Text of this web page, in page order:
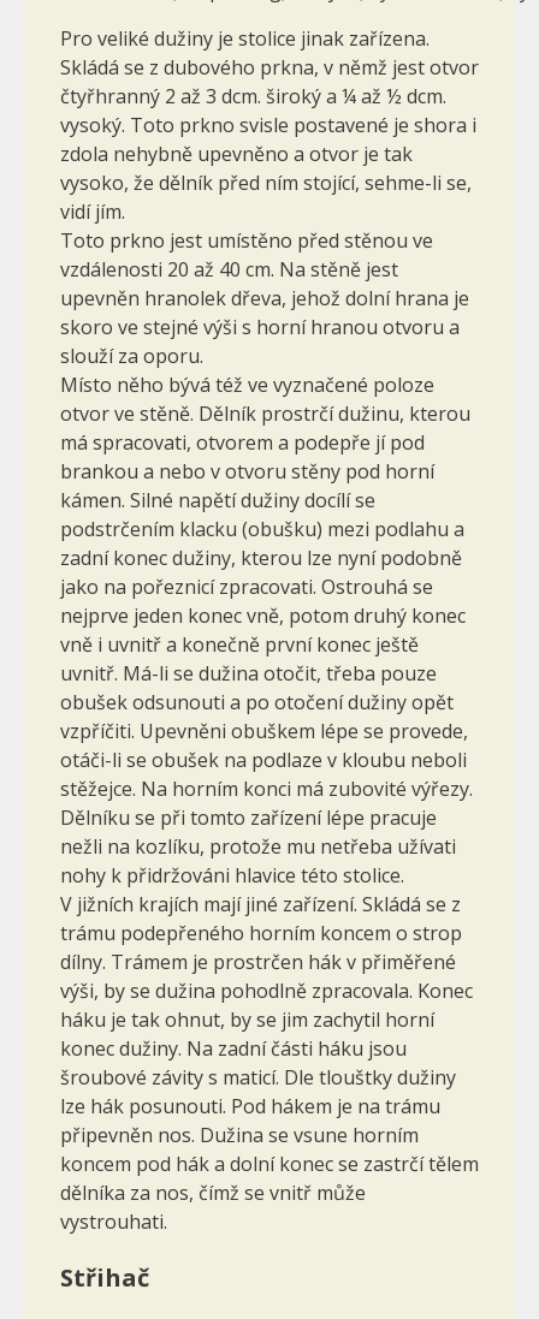
Pro veliké dužiny je stolice jinak zařízena.
Skládá se z dubového prkna, v němž jest otvor
čtyřhranný 2 až 3 dcm. široký a ¼ až ½ dcm.
vysoký. Toto prkno svisle postavené je shora i
zdola nehybně upevněno a otvor je tak
vysoko, že dělník před ním stojící, sehme-li se,
vidí jím.
Toto prkno jest umístěno před stěnou ve
vzdálenosti 20 až 40 cm. Na stěně jest
upevněn hranolek dřeva, jehož dolní hrana je
skoro ve stejné výši s horní hranou otvoru a
slouží za oporu.
Místo něho bývá též ve vyznačené poloze
otvor ve stěně. Dělník prostrčí dužinu, kterou
má spracovati, otvorem a podepře jí pod
brankou a nebo v otvoru stěny pod horní
kámen. Silné napětí dužiny docílí se
podstrčením klacku (obušku) mezi podlahu a
zadní konec dužiny, kterou lze nyní podobně
jako na pořeznicí zpracovati. Ostrouhá se
nejprve jeden konec vně, potom druhý konec
vně i uvnitř a konečně první konec ještě
uvnitř. Má-li se dužina otočit, třeba pouze
obušek odsunouti a po otočení dužiny opět
vzpříčiti. Upevněni obuškem lépe se provede,
otáči-li se obušek na podlaze v kloubu neboli
stěžejce. Na horním konci má zubovité výřezy.
Dělníku se při tomto zařízení lépe pracuje
nežli na kozlíku, protože mu netřeba užívati
nohy k při­držováni hlavice této stolice.
V jižních krajích mají jiné zařízení. Skládá se z
trámu podepřeného horním koncem o strop
dílny. Trá­mem je prostrčen hák v přiměřené
výši, by se dužina pohodlně zpraco­vala. Konec
háku je tak ohnut, by se jim zachytil horní
konec dužiny. Na zadní části háku jsou
šroubové závity s maticí. Dle tlouštky dužiny
lze hák posunouti. Pod hákem je na trámu
připevněn nos. Dužina se vsune horním
koncem pod hák a dolní konec se zastrčí tělem
dělníka za nos, čímž se vnitř může
vystrouhati.
Střihač